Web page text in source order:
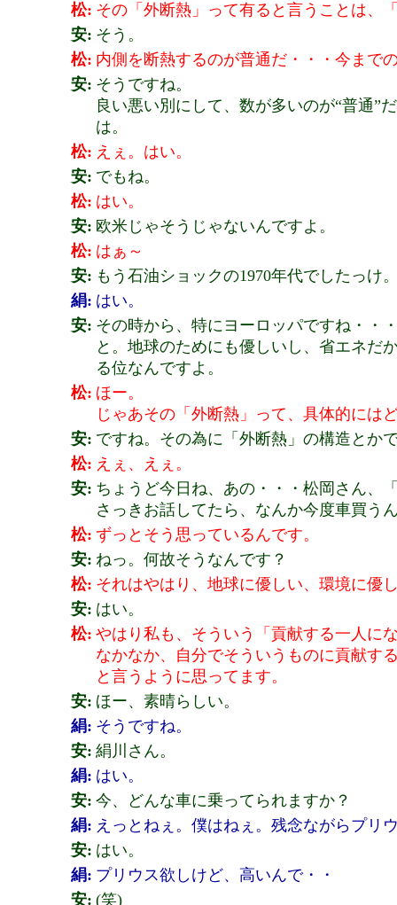
松: その「外断熱」って有ると言うことは、
安: そう。
松: 内側を断熱するのが普通だ・・・今まで
安: そうですね。
良い悪い別にして、数が多いのが“普通”
は。
松: えぇ。はい。
安: でもね。
松: はい。
安: 欧米じゃそうじゃないんですよ。
松: はぁ～
安: もう石油ショックの1970年代でしたっけ
絹: はい。
安: その時から、特にヨーロッパですね・・
と。地球のためにも優しいし、省エネだ
る位なんですよ。
松: ほー。
じゃあその「外断熱」って、具体的には
安: ですね。その為に「外断熱」の構造とか
松: えぇ、えぇ。
安: ちょうど今日ね、あの・・・松岡さん、
さっきお話してたら、なんか今度車買う
松: ずっとそう思っているんです。
安: ねっ。何故そうなんです？
松: それはやはり、地球に優しい、環境に優
安: はい。
松: やはり私も、そういう「貢献する一人に
なかなか、自分でそういうものに貢献す
と言うように思ってます。
安: ほー、素晴らしい。
絹: そうですね。
安: 絹川さん。
絹: はい。
安: 今、どんな車に乗ってられますか？
絹: えっとねぇ。僕はねぇ。残念ながらプリ
安: はい。
絹: プリウス欲しけど、高いんで・・
安: (笑)